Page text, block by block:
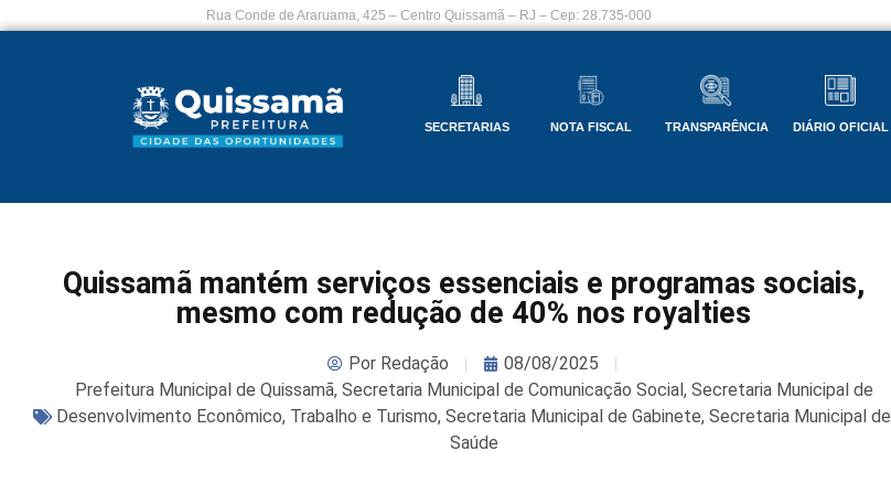
Rua Conde de Araruama, 425 – Centro Quissamã – RJ – Cep: 28.735-000
SECRETARIAS NOTA FISCAL TRANSPARÊNCIA DIÁRIO OFICIAL
Quissamã mantém serviços essenciais e programas sociais,
mesmo com redução de 40% nos royalties
PorRedação
08/08/2025
Prefeitura Municipal de Quissamã, Secretaria Municipal de Comunicação Social, Secretaria Municipal de
Desenvolvimento Econômico, Trabalho e Turismo, Secretaria Municipal de Gabinete, Secretaria Municipal de
Saúde